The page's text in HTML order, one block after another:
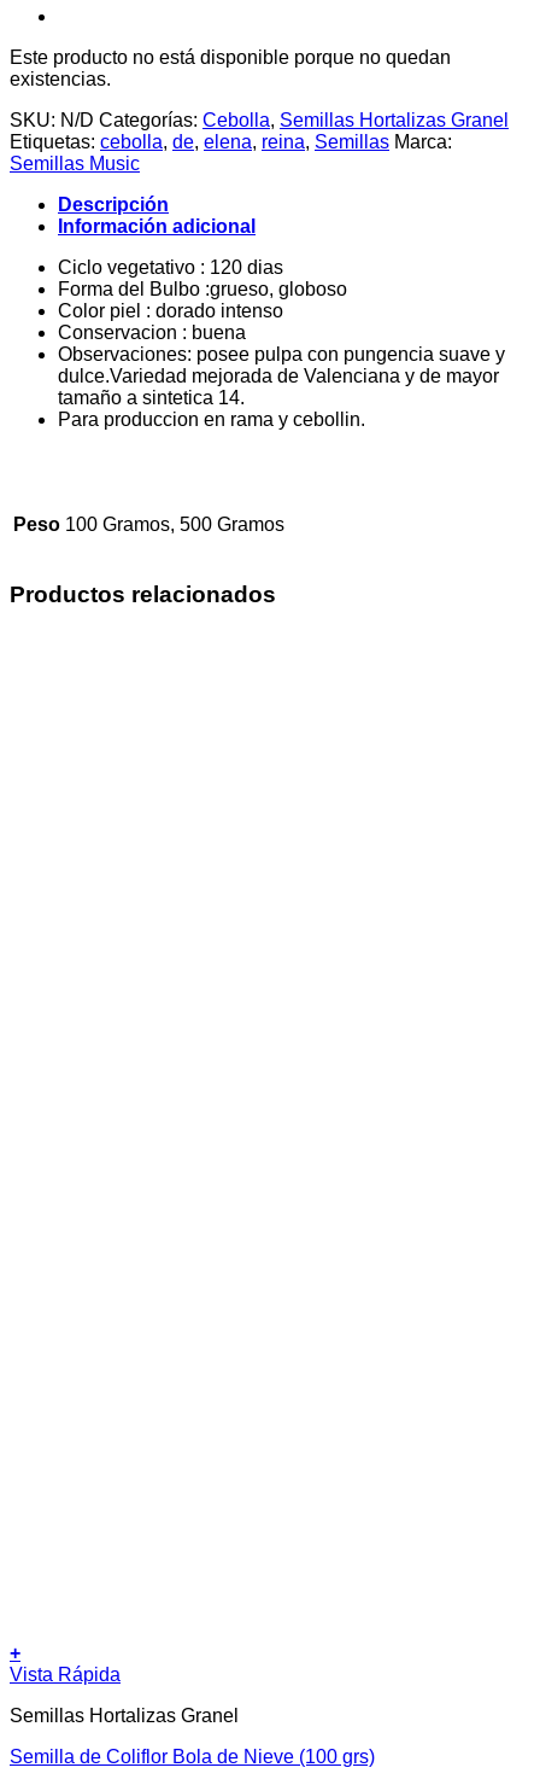
Este producto no está disponible porque no quedan
existencias.
SKU: N/D Categorías: Cebolla, Semillas Hortalizas Granel
Etiquetas: cebolla, de, elena, reina, Semillas Marca:
Semillas Music
Descripción
Información adicional
Ciclo vegetativo : 120 dias
Forma del Bulbo :grueso, globoso
Color piel : dorado intenso
Conservacion : buena
Observaciones: posee pulpa con pungencia suave y
dulce.Variedad mejorada de Valenciana y de mayor
tamaño a sintetica 14.
Para produccion en rama y cebollin.
Peso 100 Gramos, 500 Gramos
Productos relacionados
+
Vista Rápida
Semillas Hortalizas Granel
Semilla de Coliflor Bola de Nieve (100 grs)